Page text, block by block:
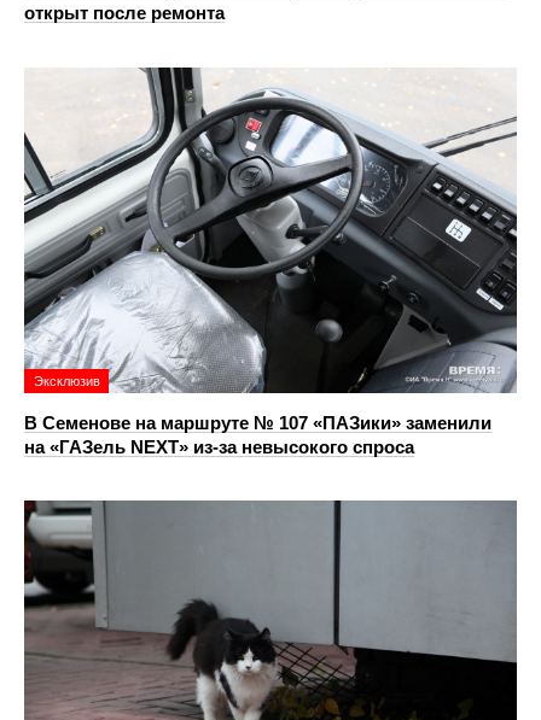
открыт после ремонта
Эксклюзив
В Семенове на маршруте № 107 «ПАЗики» заменили
на «ГАЗель NEXT» из‑за невысокого спроса